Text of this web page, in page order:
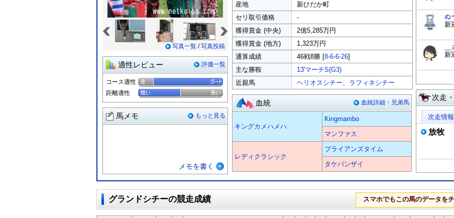
写真一覧 /写真投稿
適性レビュー 評価一覧
コース適性
距離適性
馬メモ もっと見る
メモを書く
産地
新ひだか町
セリ取引価格
-
獲得賞金 (中央)
2億5,285万円
獲得賞金 (地方)
1,323万円
通算成績
46戦8勝 [8-6-6-26]
主な勝鞍
13'マーチS(G3)
近親馬
ヘリオスシチー、 ラフィネシチー
血統 血統詳細・兄弟馬
キングカメハメハ
Kingmambo
マンファス
レディクラシック
ブライアンズタイム
タケバンザイ
ぬ
次走
次走情報
放牧
グランドシチーの競走成績 スマホでもこの馬のデータを